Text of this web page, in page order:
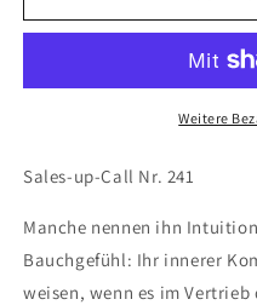
Weitere
Sales-up-Call Nr. 241
Manche nennen ihn
Bauchgefühl: Ihr innerer
weisen, wenn es im